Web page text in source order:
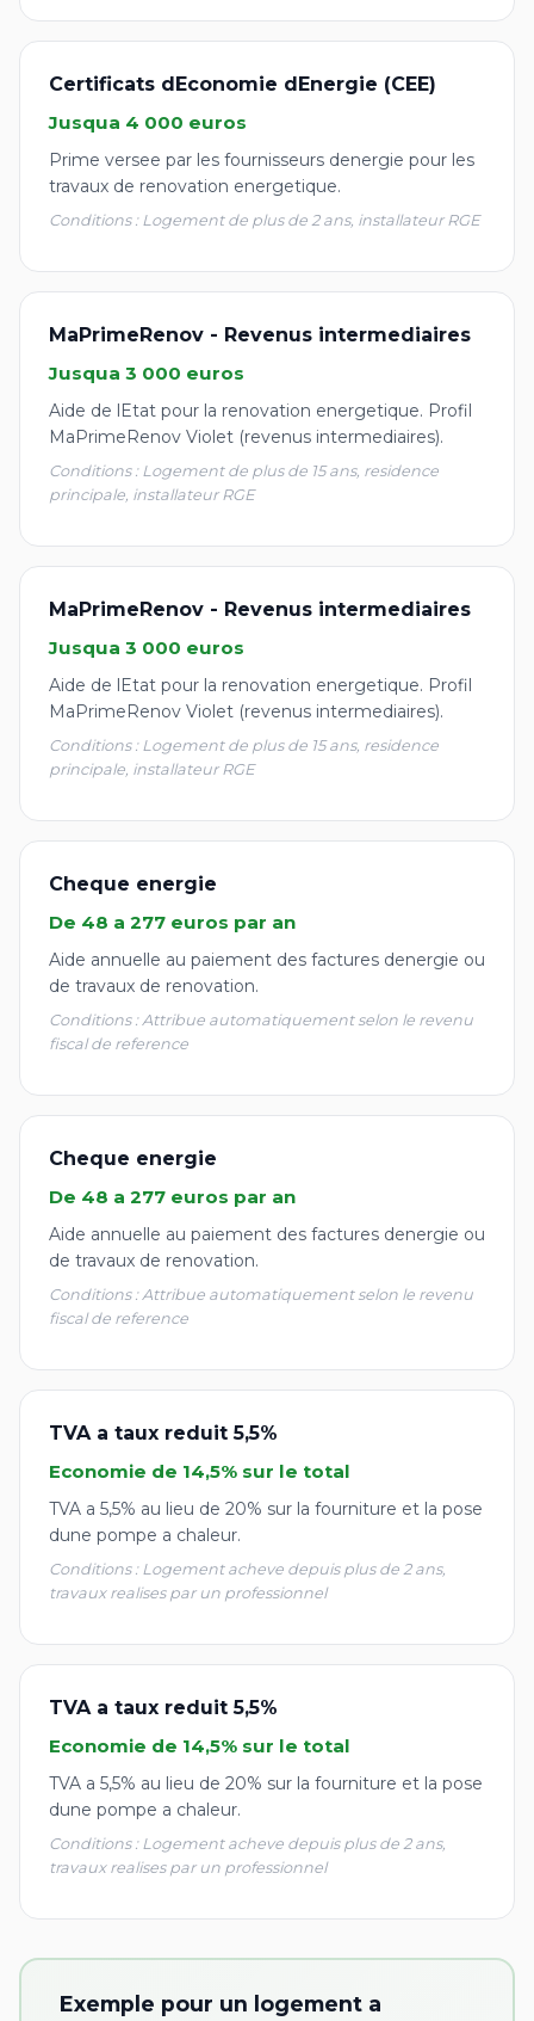
Certificats dEconomie dEnergie (CEE)
Jusqua 4 000 euros
Prime versee par les fournisseurs denergie pour les
travaux de renovation energetique.
Conditions : Logement de plus de 2 ans, installateur RGE
MaPrimeRenov - Revenus intermediaires
Jusqua 3 000 euros
Aide de lEtat pour la renovation energetique. Profil
MaPrimeRenov Violet (revenus intermediaires).
Conditions : Logement de plus de 15 ans, residence
principale, installateur RGE
MaPrimeRenov - Revenus intermediaires
Jusqua 3 000 euros
Aide de lEtat pour la renovation energetique. Profil
MaPrimeRenov Violet (revenus intermediaires).
Conditions : Logement de plus de 15 ans, residence
principale, installateur RGE
Cheque energie
De 48 a 277 euros par an
Aide annuelle au paiement des factures denergie ou
de travaux de renovation.
Conditions : Attribue automatiquement selon le revenu
fiscal de reference
Cheque energie
De 48 a 277 euros par an
Aide annuelle au paiement des factures denergie ou
de travaux de renovation.
Conditions : Attribue automatiquement selon le revenu
fiscal de reference
TVA a taux reduit 5,5%
Economie de 14,5% sur le total
TVA a 5,5% au lieu de 20% sur la fourniture et la pose
dune pompe a chaleur.
Conditions : Logement acheve depuis plus de 2 ans,
travaux realises par un professionnel
TVA a taux reduit 5,5%
Economie de 14,5% sur le total
TVA a 5,5% au lieu de 20% sur la fourniture et la pose
dune pompe a chaleur.
Conditions : Logement acheve depuis plus de 2 ans,
travaux realises par un professionnel
Exemple pour un logement a